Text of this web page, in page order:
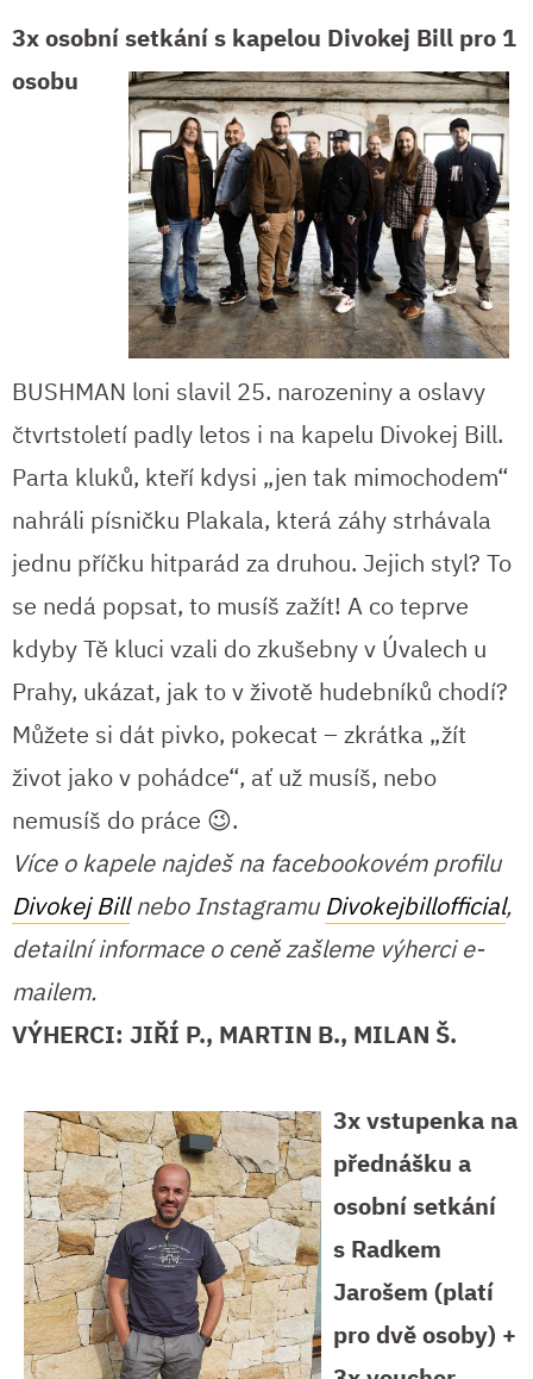
3x osobní setkání s kapelou Divokej Bill pro 1
osobu
BUSHMAN loni slavil 25. narozeniny a oslavy
čtvrtstoletí padly letos i na kapelu Divokej Bill.
Parta kluků, kteří kdysi „jen tak mimochodem“
nahráli písničku Plakala, která záhy strhávala
jednu příčku hitparád za druhou. Jejich styl? To
se nedá popsat, to musíš zažít! A co teprve
kdyby Tě kluci vzali do zkušebny v Úvalech u
Prahy, ukázat, jak to v životě hudebníků chodí?
Můžete si dát pivko, pokecat – zkrátka „žít
život jako v pohádce“, ať už musíš, nebo
nemusíš do práce 😉.
Více o kapele najdeš na facebookovém profilu
Divokej Billnebo Instagramu Divokejbillofficial,
detailní informace o ceně zašleme výherci e-
mailem.
VÝHERCI: JIŘÍ P., MARTIN B., MILAN Š.
3x vstupenka na
přednášku a
osobní setkání
s Radkem
Jarošem (platí
pro dvě osoby) +